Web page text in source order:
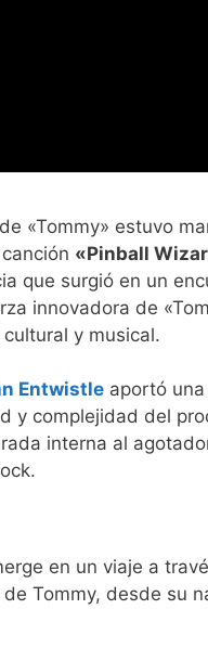
«Tommy» estuvo
«Pinball
que surgió en un
innovadora de
y musical.
Entwistle aportó
y complejidad del
interna al
en un viaje a
Tommy, desde su